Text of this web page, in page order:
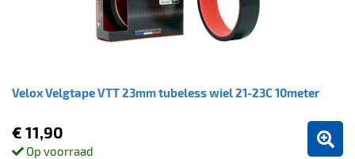
Velox Velgtape VTT 23mm tubeless wiel 21-23C 10meter
€ 11,90
Op voorraad